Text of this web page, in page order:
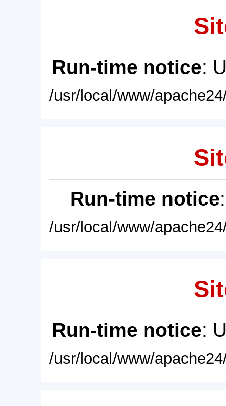
Run-time notice:
/usr/local/www/
Run-time notice
/usr/local/www/
Run-time notice:
/usr/local/www/